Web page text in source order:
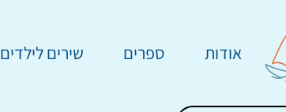
אודות ספרים שירים לילדים